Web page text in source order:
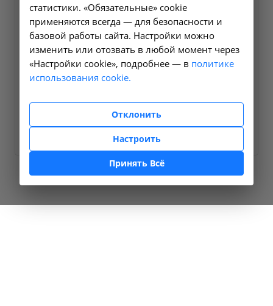
Диализные растворы
Подробнее
статистики. «Обязательные» cookie
применяются всегда — для безопасности и
базовой работы сайта. Настройки можно
изменить или отозвать в любой момент через
«Настройки cookie», подробнее — в политике
использования cookie.
Отклонить
Настроить
Принять Всё